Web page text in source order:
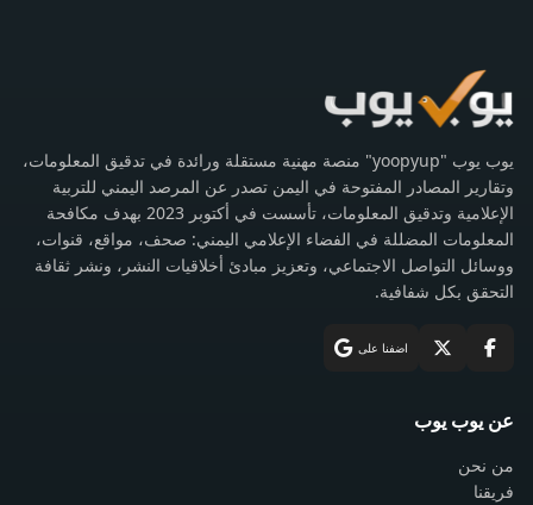
يوب يوب "yoopyup" منصة مهنية مستقلة ورائدة في تدقيق المعلومات،
وتقارير المصادر المفتوحة في اليمن تصدر عن المرصد اليمني للتربية
الإعلامية وتدقيق المعلومات، تأسست في أكتوبر 2023 بهدف مكافحة
المعلومات المضللة في الفضاء الإعلامي اليمني: صحف، مواقع، قنوات،
ووسائل التواصل الاجتماعي، وتعزيز مبادئ أخلاقيات النشر، ونشر ثقافة
التحقق بكل شفافية.
اضفنا على
عن يوب يوب
من نحن
فريقنا